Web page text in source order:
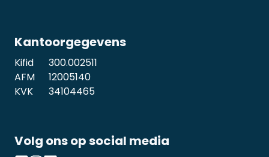
Kantoorgegevens
Kifid
300.002511
AFM
12005140
KVK
34104465
Volg ons op social media